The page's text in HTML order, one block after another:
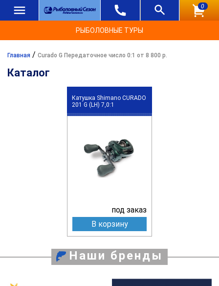
0
РЫБОЛОВНЫЕ ТУРЫ
Главная / Curado G Передаточное число 0:1 от 8 800 р.
Каталог
Катушка Shimano CURADO
201 G (LH) 7,0:1
под заказ
В корзину
Наши бренды